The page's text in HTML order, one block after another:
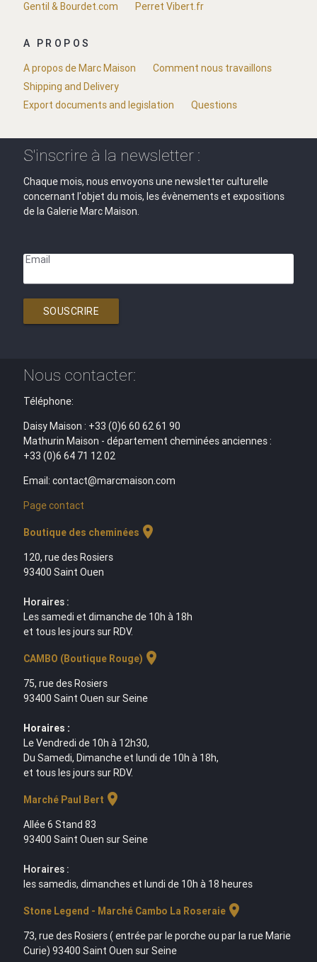
Gentil & Bourdet.com
Perret Vibert.fr
A PROPOS
A propos de Marc Maison
Comment nous travaillons
Shipping and Delivery
Export documents and legislation
Questions
S'inscrire à la newsletter :
Chaque mois, nous envoyons une newsletter culturelle
concernant l'objet du mois, les évènements et expositions
de la Galerie Marc Maison.
Email
SOUSCRIRE
Nous contacter:
Téléphone:
Daisy Maison : +33 (0)6 60 62 61 90
Mathurin Maison - département cheminées anciennes :
+33 (0)6 64 71 12 02
Email: contact@marcmaison.com
Page contact
Boutique des cheminées location_on
120, rue des Rosiers
93400 Saint Ouen
Horaires :
Les samedi et dimanche de 10h à 18h
et tous les jours sur RDV.
CAMBO (Boutique Rouge) location_on
75, rue des Rosiers
93400 Saint Ouen sur Seine
Horaires :
Le Vendredi de 10h à 12h30,
Du Samedi, Dimanche et lundi de 10h à 18h,
et tous les jours sur RDV.
Marché Paul Bert location_on
Allée 6 Stand 83
93400 Saint Ouen sur Seine
Horaires :
les samedis, dimanches et lundi de 10h à 18 heures
Stone Legend - Marché Cambo La Roseraielocation_on
73, rue des Rosiers ( entrée par le porche ou par la rue Marie
Curie) 93400 Saint Ouen sur Seine